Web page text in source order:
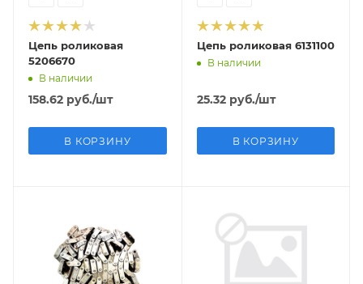
Цепь роликовая
5206670
В наличии
158.62 руб./шт
В КОРЗИНУ
Цепь роликовая 6131100
В наличии
25.32руб./шт
В КОРЗИНУ